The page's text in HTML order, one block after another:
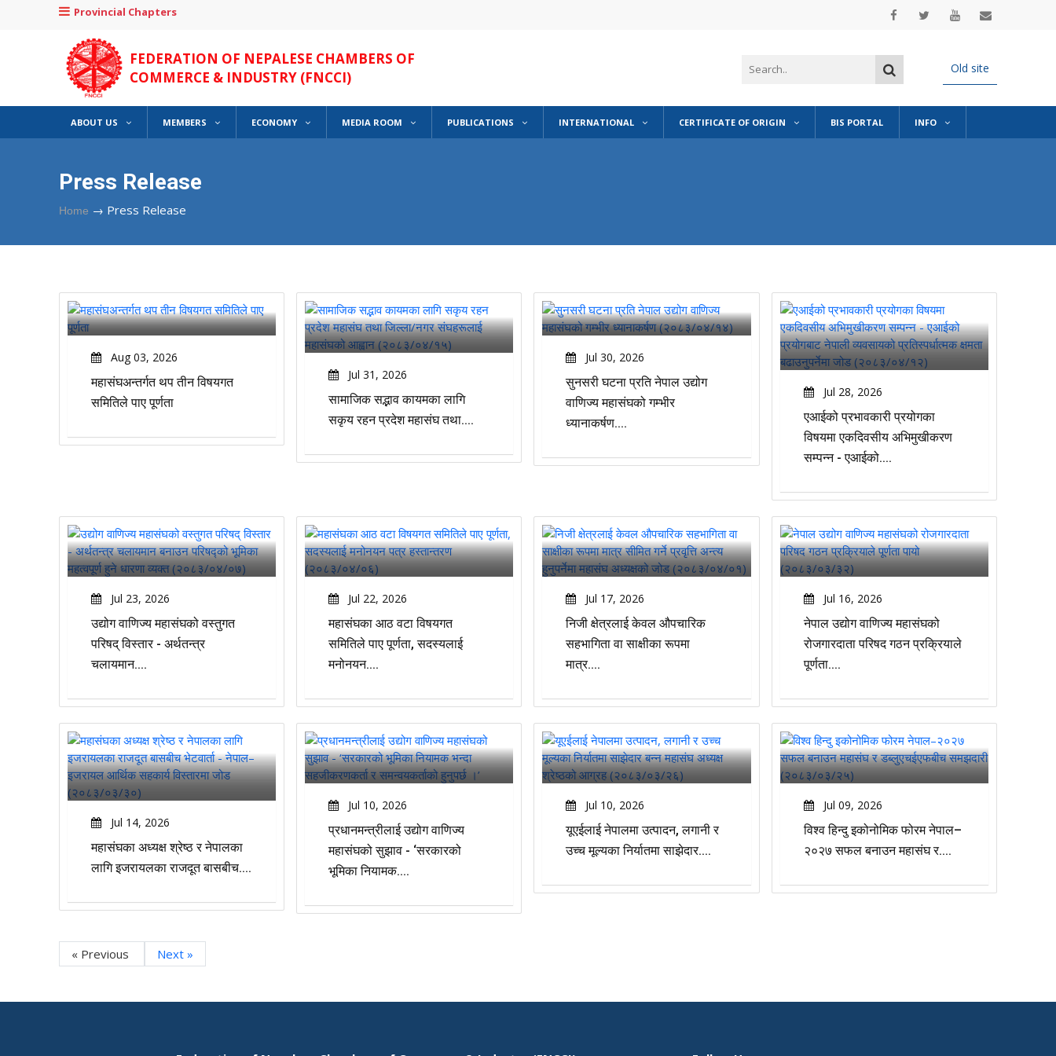
Provincial Chapters
FEDERATION OF NEPALESE CHAMBERS OF
COMMERCE & INDUSTRY (FNCCI)
Old site
ABOUT US MEMBERS ECONOMY MEDIA ROOM PUBLICATIONS INTERNATIONAL CERTIFICATE OF ORIGIN BIS PORTAL INFO
Press Release
Home → Press Release
Aug 03, 2026
महासंघअन्तर्गत थप तीन विषयगत
समितिले पाए पूर्णता
Jul 31, 2026
सामाजिक सद्भाव कायमका लागि
सकृय रहन प्रदेश महासंघ तथा....
Jul 30, 2026
सुनसरी घटना प्रति नेपाल उद्योग
वाणिज्य महासंघको गम्भीर
ध्यानाकर्षण....
Jul 28, 2026
एआईको प्रभावकारी प्रयोगका
विषयमा एकदिवसीय अभिमुखीकरण
सम्पन्न - एआईको....
Jul 23, 2026
उद्योग वाणिज्य महासंघको वस्तुगत
परिषद् विस्तार - अर्थतन्त्र
चलायमान....
Jul 22, 2026
महासंघका आठ वटा विषयगत
समितिले पाए पूर्णता, सदस्यलाई
मनोनयन....
Jul 17, 2026
निजी क्षेत्रलाई केवल औपचारिक
सहभागिता वा साक्षीका रूपमा
मात्र....
Jul 16, 2026
नेपाल उद्योग वाणिज्य महासंघको
रोजगारदाता परिषद गठन प्रक्रियाले
पूर्णता....
Jul 14, 2026
महासंघका अध्यक्ष श्रेष्ठ र नेपालका
लागि इजरायलका राजदूत बासबीच....
Jul 10, 2026
प्रधानमन्त्रीलाई उद्योग वाणिज्य
महासंघको सुझाव - ‘सरकारको
भूमिका नियामक....
Jul 10, 2026
यूएईलाई नेपालमा उत्पादन, लगानी र
उच्च मूल्यका निर्यातमा साझेदार....
Jul 09, 2026
विश्व हिन्दु इकोनोमिक फोरम नेपाल–
२०२७ सफल बनाउन महासंघ र....
« Previous Next »